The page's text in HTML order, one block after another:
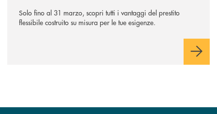
Solo fino al 31 marzo, scopri tutti i vantaggi del prestito
flessibile costruito su misura per le tue esigenze.